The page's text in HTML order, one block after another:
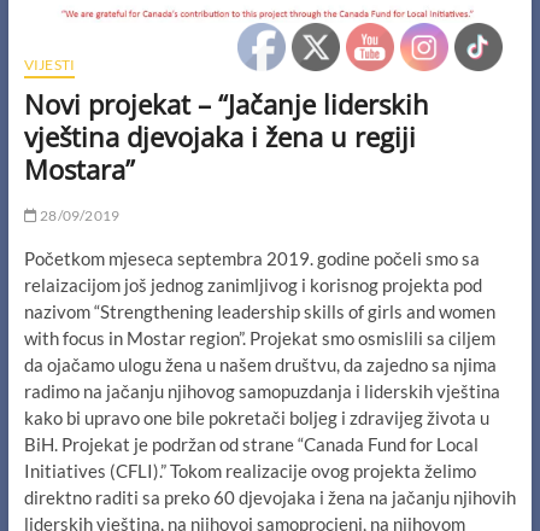
VIJESTI
Novi projekat – “Jačanje liderskih
vještina djevojaka i žena u regiji
Mostara”
28/09/2019
Početkom mjeseca septembra 2019. godine počeli smo sa
relaizacijom još jednog zanimljivog i korisnog projekta pod
nazivom “Strengthening leadership skills of girls and women
with focus in Mostar region”. Projekat smo osmislili sa ciljem
da ojačamo ulogu žena u našem društvu, da zajedno sa njima
radimo na jačanju njihovog samopuzdanja i liderskih vještina
kako bi upravo one bile pokretači boljeg i zdravijeg života u
BiH. Projekat je podržan od strane “Canada Fund for Local
Initiatives (CFLI).” Tokom realizacije ovog projekta želimo
direktno raditi sa preko 60 djevojaka i žena na jačanju njihovih
liderskih vještina, na njihovoj samoprocjeni, na njihovom